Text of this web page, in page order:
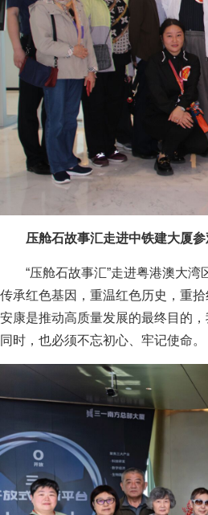
压舱石故事汇走进中铁建大厦
“压舱石故事汇”走进粤港澳大
传承红色基因，重温红色历史，重
安康是推动高质量发展的最终目的
同时，也必须不忘初心、牢记使命。